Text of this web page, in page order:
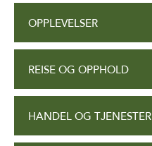
OPPLEVELSER
REISE OG OPPHOLD
HANDEL OG TJENESTER